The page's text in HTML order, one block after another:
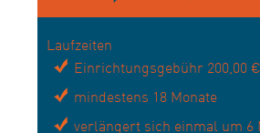
Laufzeiten
Einrichtungsgebühr 200,00 €
mindestens 18 Monate
verlängert sich einmal um 6